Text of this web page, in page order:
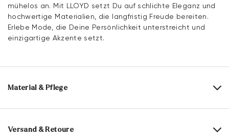
mühelos an. Mit LLOYD setzt Du auf schlichte Eleganz und
hochwertige Materialien, die langfristig Freude bereiten.
Erlebe Mode, die Deine Persönlichkeit unterstreicht und
einzigartige Akzente setzt.
Material & Pflege
Materialzusammensetzung: 100% Baumwolle
Versand & Retoure